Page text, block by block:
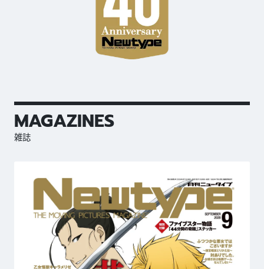
MAGAZINES
雑誌